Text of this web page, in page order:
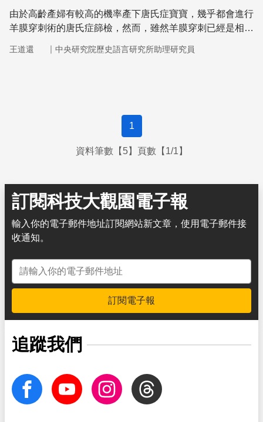
由於高齡產婦有較高的機率產下唐氏症寶寶，幾乎都會進行
羊膜穿刺術的唐氏症篩檢，然而，雖然羊膜穿刺已經是相對
大學羅蔭權博士團隊找到了藉由抽血檢驗唐氏症寶寶的方
王道還 ｜ 中央研究院歷史語言研究所助理研究員
1
資料筆數【5】頁數【1/1】
訂閱科技大觀園電子報
輸入你的電子郵件地址訂閱網站新文章，使用電子郵件接
收通知。
電子郵件地址
訂閱電子報
追蹤我們
facebook Youtube InstagramThreads